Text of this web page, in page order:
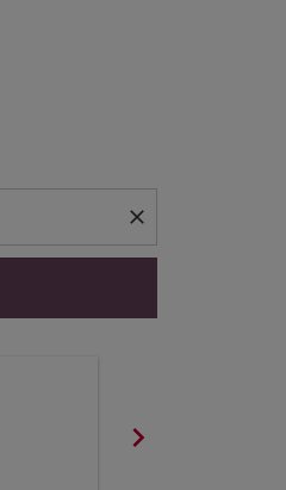
close
chevron_right